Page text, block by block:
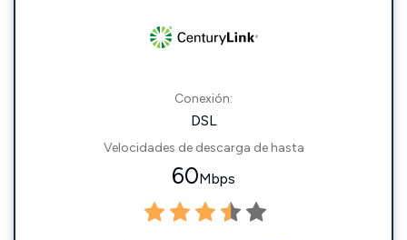
Conexión:
DSL
Velocidades de descarga de hasta
60Mbps